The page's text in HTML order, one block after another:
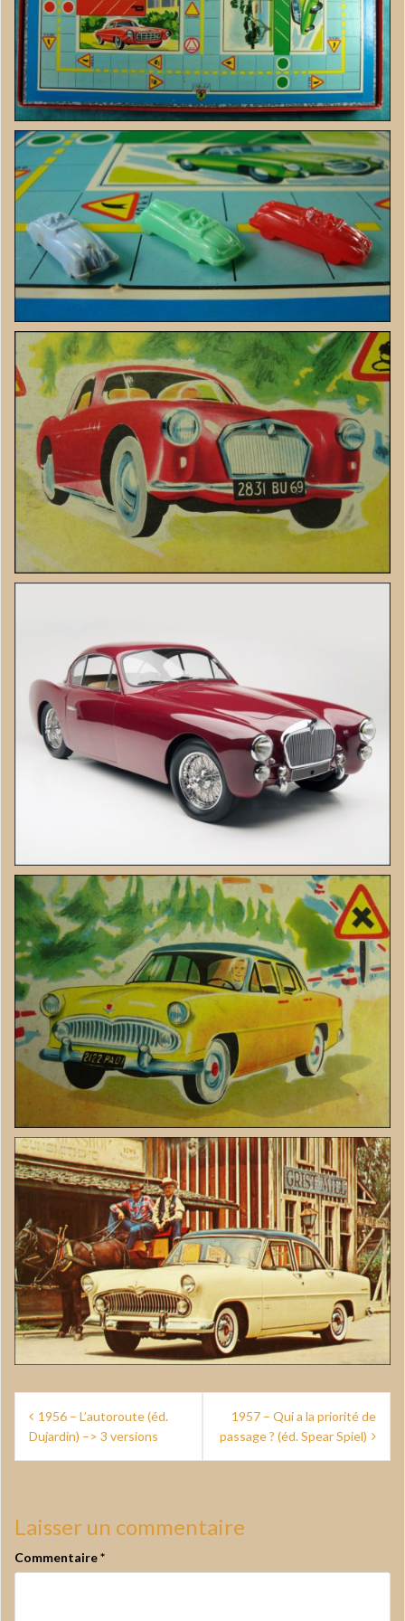
Navigation
de
l’article
1956 – L’autoroute (éd.
Dujardin) –> 3 versions
1957 – Qui a la priorité de
passage ? (éd. Spear Spiel)
Laisser un commentaire
Commentaire*